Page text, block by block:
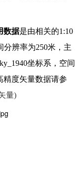
数据是由相关的1:10
分辨率为250米，主
坐标系，空间
精度矢量数据请参
量)